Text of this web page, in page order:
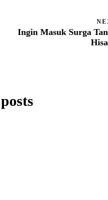
Ingin Masuk Surga